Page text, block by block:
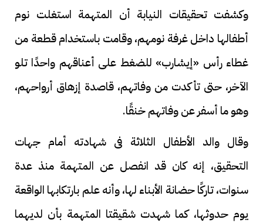
وكشفت تحقيقات النيابة أن المتهمة استغلت نوم
أطفالها داخل غرفة نومهم، وقامت باستخدام قطعة من
غطاء رأس «إيشارب» للضغط على أعناقهم واحدًا تلو
الآخر، حتى تأكدت من وفاتهم، قاصدة إزهاق أرواحهم،
وهو ما أسفر عن وفاتهم خنقًا.
وقال والد الأطفال الثلاثة فى شهادته أمام جهات
التحقيق، إنه كان قد انفصل عن المتهمة منذ عدة
سنوات، تاركًا حضانة الأبناء لها، وأنه علم بارتكابها الواقعة
يوم حدوثها، كما شهدت شقيقتا المتهمة بأن لديهما